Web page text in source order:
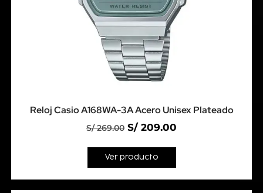
Reloj Casio A168WA-3A Acero Unisex Plateado
S/269.00 S/ 209.00
Ver producto